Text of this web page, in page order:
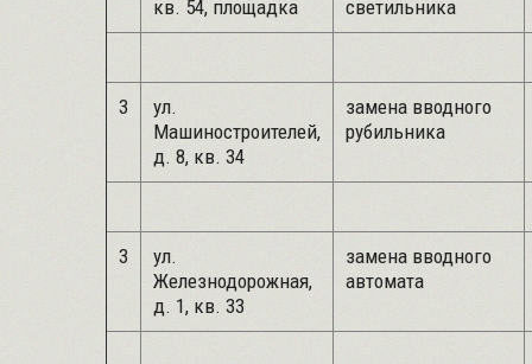
кв. 54, площадка
светильника
3
ул.
Машиностроителей,
д. 8, кв. 34
замена вводного
рубильника
3
ул.
Железнодорожная,
д. 1, кв. 33
замена вводного
автомата